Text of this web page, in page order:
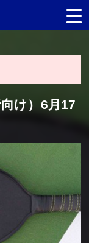
け）6月17